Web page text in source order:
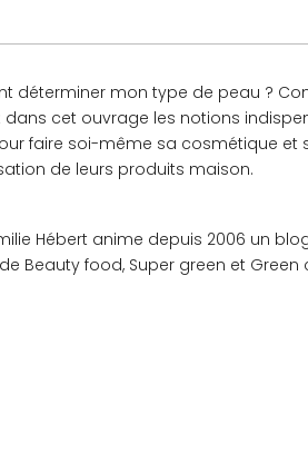
déterminer mon type de peau ?
dans cet ouvrage les notions
faire soi-même sa cosmétique
de leurs produits maison.
Hébert anime depuis 2006 un
Beauty food, Super green et Green